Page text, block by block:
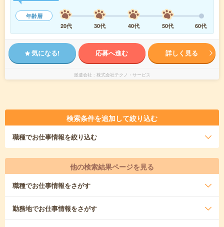
年齢層
20代
30代 40代 50代 60代
気になる! 応募へ進む 詳しく見る
派遣会社 株式会社テクノ・サービス
検索条件を追加して絞り込む
職種でお仕事情報を絞り込む
他の検索結果ページを見る
職種でお仕事情報をさがす
勤務地でお仕事情報をさがす